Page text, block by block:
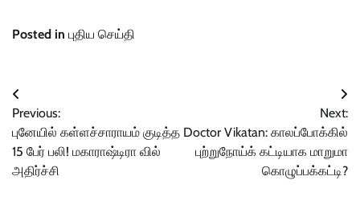
Posted in புதிய செய்தி
Post
navigation
Previous:
புனேயில் கள்ளச்சாராயம் குடித்த
15 பேர் பலி! மகாராஷ்டிரா வில்
அதிர்ச்சி
Next:
Doctor Vikatan: காலப்போக்கில்
புற்றுநோய்க் கட்டியாக மாறுமா
கொழுப்பக்கட்டி?